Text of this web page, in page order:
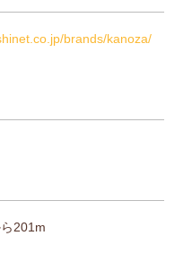
brands/kanoza/
201m